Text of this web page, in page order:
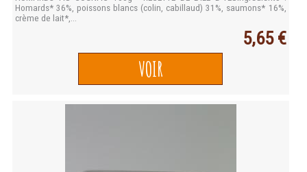
Homards* 36%, poissons blancs (colin, cabillaud) 31%, saumons* 16%,
crème de lait*,...
5,65 €
VOIR